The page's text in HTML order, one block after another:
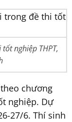
nghiệp THPT,
chương
nghiệp. Dự
27/6. Thí sinh